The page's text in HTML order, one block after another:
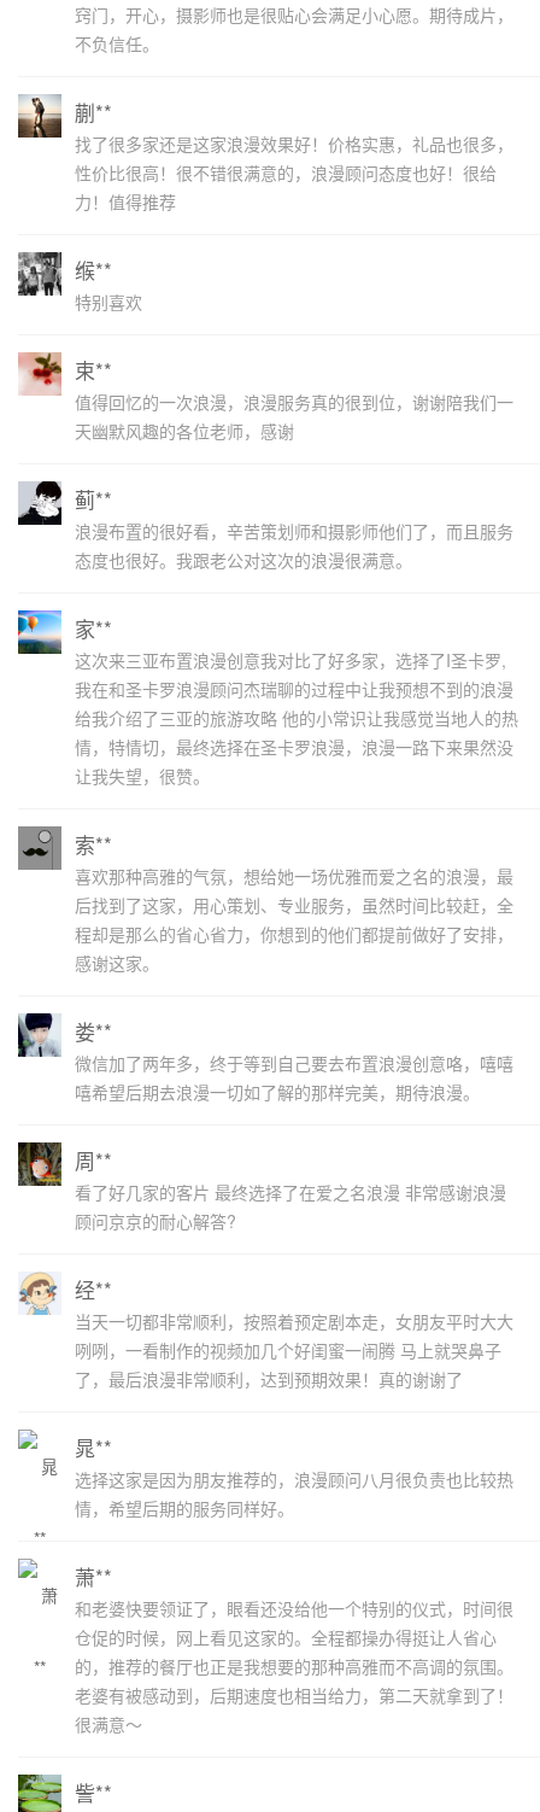
窍门，开心，摄影师也是很贴心会满足小心愿。期待成片，
不负信任。
蒯**
找了很多家还是这家浪漫效果好！价格实惠，礼品也很多，
性价比很高！很不错很满意的，浪漫顾问态度也好！很给
力！值得推荐
缑**
特别喜欢
束**
值得回忆的一次浪漫，浪漫服务真的很到位，谢谢陪我们一
天幽默风趣的各位老师，感谢
蓟**
浪漫布置的很好看，辛苦策划师和摄影师他们了，而且服务
态度也很好。我跟老公对这次的浪漫很满意。
家**
这次来三亚布置浪漫创意我对比了好多家，选择了I圣卡罗,
我在和圣卡罗浪漫顾问杰瑞聊的过程中让我预想不到的浪漫
给我介绍了三亚的旅游攻略 他的小常识让我感觉当地人的热
情，特情切，最终选择在圣卡罗浪漫，浪漫一路下来果然没
让我失望，很赞。
索**
喜欢那种高雅的气氛，想给她一场优雅而爱之名的浪漫，最
后找到了这家，用心策划、专业服务，虽然时间比较赶，全
程却是那么的省心省力，你想到的他们都提前做好了安排，
感谢这家。
娄**
微信加了两年多，终于等到自己要去布置浪漫创意咯，嘻嘻
嘻希望后期去浪漫一切如了解的那样完美，期待浪漫。
周**
看了好几家的客片 最终选择了在爱之名浪漫 非常感谢浪漫
顾问京京的耐心解答?
经**
当天一切都非常顺利，按照着预定剧本走，女朋友平时大大
咧咧，一看制作的视频加几个好闺蜜一闹腾 马上就哭鼻子
了，最后浪漫非常顺利，达到预期效果！真的谢谢了
晁**
选择这家是因为朋友推荐的，浪漫顾问八月很负责也比较热
情，希望后期的服务同样好。
萧**
和老婆快要领证了，眼看还没给他一个特别的仪式，时间很
仓促的时候，网上看见这家的。全程都操办得挺让人省心
的，推荐的餐厅也正是我想要的那种高雅而不高调的氛围。
老婆有被感动到，后期速度也相当给力，第二天就拿到了！
很满意～
訾**